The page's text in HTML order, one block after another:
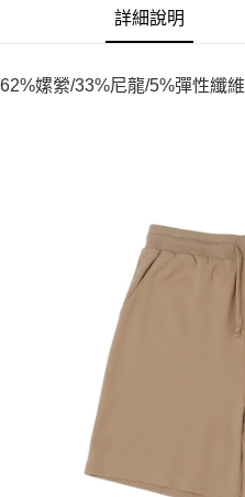
詳細說明
62%嫘縈/33%尼龍/5%彈性纖維